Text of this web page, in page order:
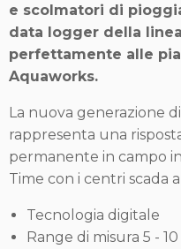
e scolmatori di
data logger della
perfettamente alle
Aquaworks.
La nuova generazione
rappresenta una
permanente in campo
Time con i centri scada
Tecnologia digitale
Range di misura 5 -